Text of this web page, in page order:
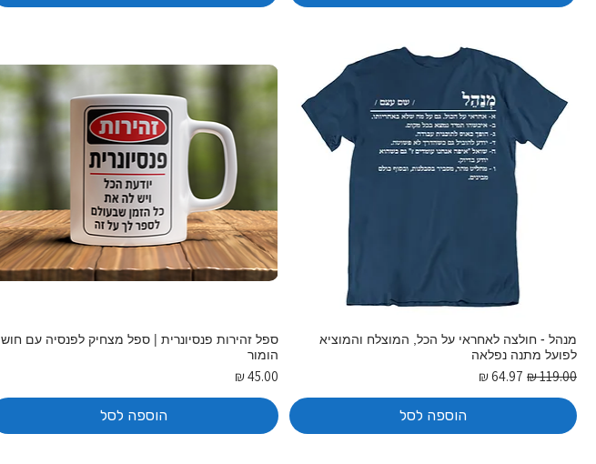
מנהל - חולצה לאחראי על הכל, המוצלח והמוציא
לפועל מתנה נפלאה
מחיר רגיל מחיר מבצע
הוספה לסל
ספל זהירות פנסיונרית | ספל מצחיק לפנסיה עם חוש
הומור
מחיר
הוספה לסל